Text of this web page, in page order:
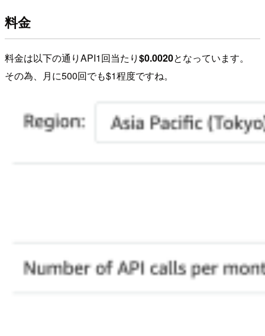
料金
料金は以下の通りAPI1回当たり$0.0020となっています。
その為、月に500回でも$1程度ですね。